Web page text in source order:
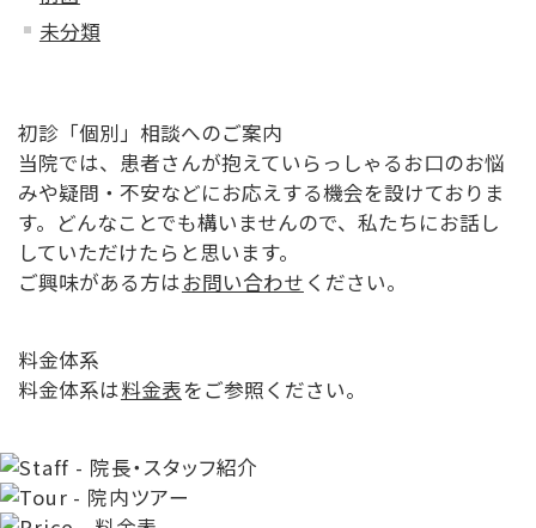
未分類
初診「個別」相談へのご案内
当院では、患者さんが抱えていらっしゃるお口のお悩
みや疑問・不安などにお応えする機会を設けておりま
す。どんなことでも構いませんので、私たちにお話し
していただけたらと思います。
ご興味がある方はお問い合わせ ください。
料金体系
料金体系は料金表をご参照ください。